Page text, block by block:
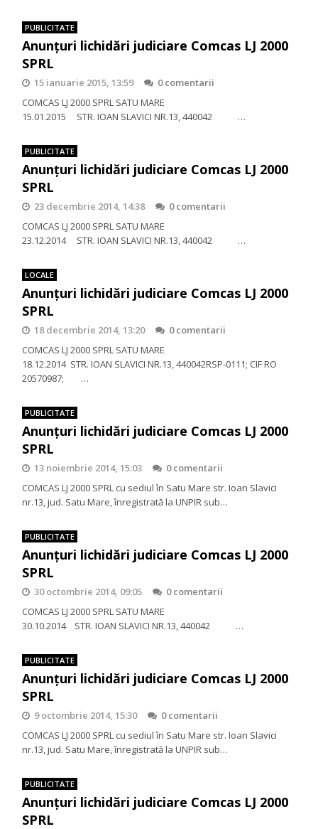
PUBLICITATE
Anunţuri lichidări judiciare Comcas LJ 2000
SPRL
15 ianuarie 2015, 13:59
0 comentarii
COMCAS LJ 2000 SPRL SATU MARE
15.01.2015 STR. IOAN SLAVICI NR.13, 440042 …
PUBLICITATE
Anunțuri lichidări judiciare Comcas LJ 2000
SPRL
23 decembrie 2014, 14:38
0 comentarii
COMCAS LJ 2000 SPRL SATU MARE
23.12.2014 STR. IOAN SLAVICI NR.13, 440042 …
LOCALE
Anunţuri lichidări judiciare Comcas LJ 2000
SPRL
18 decembrie 2014, 13:20
0 comentarii
COMCAS LJ 2000 SPRL SATU MARE
18.12.2014 STR. IOAN SLAVICI NR.13, 440042RSP-0111; CIF RO
20570987; …
PUBLICITATE
Anunțuri lichidări judiciare Comcas LJ 2000
SPRL
13 noiembrie 2014, 15:03
0 comentarii
COMCAS LJ 2000 SPRL cu sediul în Satu Mare str. Ioan Slavici
nr.13, jud. Satu Mare, înregistrată la UNPIR sub…
PUBLICITATE
Anunțuri lichidări judiciare Comcas LJ 2000
SPRL
30 octombrie 2014, 09:05
0 comentarii
COMCAS LJ 2000 SPRL SATU MARE
30.10.2014 STR. IOAN SLAVICI NR.13, 440042 …
PUBLICITATE
Anunţuri lichidări judiciare Comcas LJ 2000
SPRL
9 octombrie 2014, 15:30
0 comentarii
COMCAS LJ 2000 SPRL cu sediul în Satu Mare str. Ioan Slavici
nr.13, jud. Satu Mare, înregistrată la UNPIR sub…
PUBLICITATE
Anunţuri lichidări judiciare Comcas LJ 2000
SPRL